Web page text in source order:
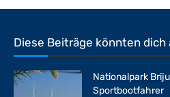
Diese Beiträge könnten
Nationalpark
Sportbootfahrer